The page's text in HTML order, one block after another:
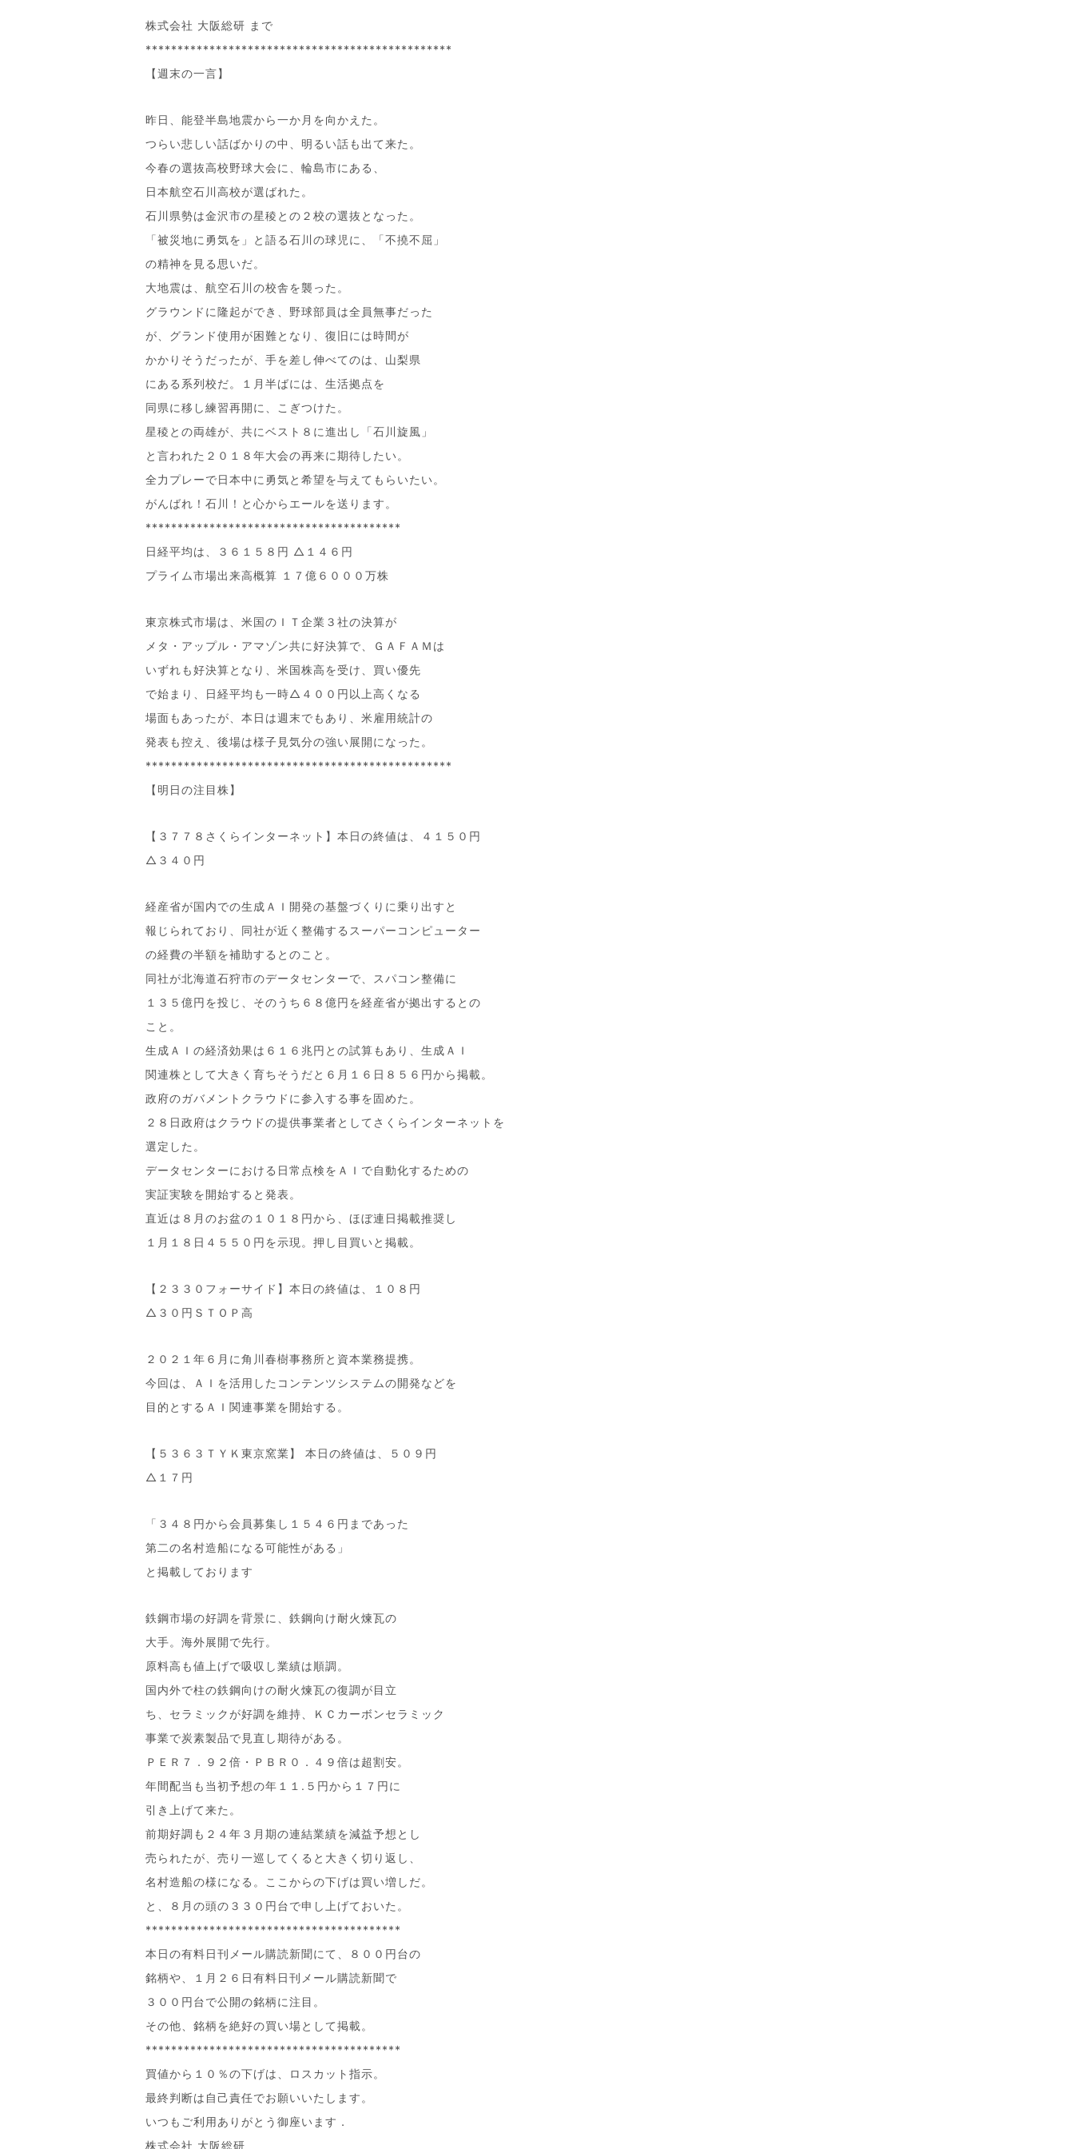
株式会社 大阪総研 まで
************************************************
【週末の一言】
昨日、能登半島地震から一か月を向かえた。
つらい悲しい話ばかりの中、明るい話も出て来た。
今春の選抜高校野球大会に、輪島市にある、
日本航空石川高校が選ばれた。
石川県勢は金沢市の星稜との２校の選抜となった。
「被災地に勇気を」と語る石川の球児に、「不撓不屈」
の精神を見る思いだ。
大地震は、航空石川の校舎を襲った。
グラウンドに隆起ができ、野球部員は全員無事だった
が、グランド使用が困難となり、復旧には時間が
かかりそうだったが、手を差し伸べてのは、山梨県
にある系列校だ。１月半ばには、生活拠点を
同県に移し練習再開に、こぎつけた。
星稜との両雄が、共にベスト８に進出し「石川旋風」
と言われた２０１８年大会の再来に期待したい。
全力プレーで日本中に勇気と希望を与えてもらいたい。
がんばれ！石川！と心からエールを送ります。
****************************************
日経平均は、３６１５８円 △１４６円
プライム市場出来高概算 １７億６０００万株
東京株式市場は、米国のＩＴ企業３社の決算が
メタ・アップル・アマゾン共に好決算で、ＧＡＦＡＭは
いずれも好決算となり、米国株高を受け、買い優先
で始まり、日経平均も一時△４００円以上高くなる
場面もあったが、本日は週末でもあり、米雇用統計の
発表も控え、後場は様子見気分の強い展開になった。
************************************************
【明日の注目株】
【３７７８さくらインターネット】本日の終値は、４１５０円
△３４０円
経産省が国内での生成ＡＩ開発の基盤づくりに乗り出すと
報じられており、同社が近く整備するスーパーコンピューター
の経費の半額を補助するとのこと。
同社が北海道石狩市のデータセンターで、スパコン整備に
１３５億円を投じ、そのうち６８億円を経産省が拠出するとの
こと。
生成ＡＩの経済効果は６１６兆円との試算もあり、生成ＡＩ
関連株として大きく育ちそうだと６月１６日８５６円から掲載。
政府のガバメントクラウドに参入する事を固めた。
２８日政府はクラウドの提供事業者としてさくらインターネットを
選定した。
データセンターにおける日常点検をＡＩで自動化するための
実証実験を開始すると発表。
直近は８月のお盆の１０１８円から、ほぼ連日掲載推奨し
１月１８日４５５０円を示現。押し目買いと掲載。
【２３３０フォーサイド】本日の終値は、１０８円
△３０円ＳＴＯＰ高
２０２１年６月に角川春樹事務所と資本業務提携。
今回は、ＡＩを活用したコンテンツシステムの開発などを
目的とするＡＩ関連事業を開始する。
【５３６３ＴＹＫ東京窯業】 本日の終値は、５０９円
△１７円
「３４８円から会員募集し１５４６円まであった
第二の名村造船になる可能性がある」
と掲載しております
鉄鋼市場の好調を背景に、鉄鋼向け耐火煉瓦の
大手。海外展開で先行。
原料高も値上げで吸収し業績は順調。
国内外で柱の鉄鋼向けの耐火煉瓦の復調が目立
ち、セラミックが好調を維持、ＫＣカーボンセラミック
事業で炭素製品で見直し期待がある。
ＰＥＲ７．９２倍・ＰＢＲ０．４９倍は超割安。
年間配当も当初予想の年１１.５円から１７円に
引き上げて来た。
前期好調も２４年３月期の連結業績を減益予想とし
売られたが、売り一巡してくると大きく切り返し、
名村造船の様になる。ここからの下げは買い増しだ。
と、８月の頭の３３０円台で申し上げておいた。
****************************************
本日の有料日刊メール購読新聞にて、８００円台の
銘柄や、１月２６日有料日刊メール購読新聞で
３００円台で公開の銘柄に注目。
その他、銘柄を絶好の買い場として掲載。
****************************************
買値から１０％の下げは、ロスカット指示。
最終判断は自己責任でお願いいたします。
いつもご利用ありがとう御座います．
株式会社 大阪総研